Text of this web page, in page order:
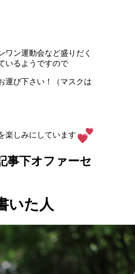
ワン運動会など盛りだく
いるようですので
運び下さい！（マスクは
楽しみにしています
事下オファーセ
いた人